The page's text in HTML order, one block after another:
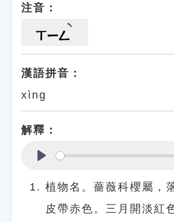
注音：
ㄒㄧㄥ
漢語拼音：
xìng
解釋：
植物名。薔薇科櫻屬，
皮帶赤色。三月開淡紅